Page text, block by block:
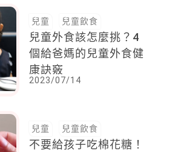
兒童 兒童飲食
兒童外食該怎麼挑？4
個給爸媽的兒童外食健
康訣竅
2023/07/14
兒童 兒童飲食
不要給孩子吃棉花糖！